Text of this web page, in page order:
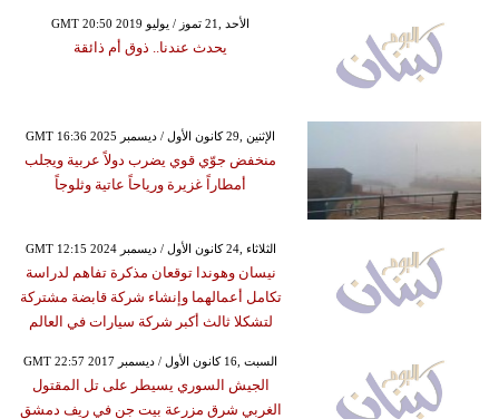
GMT 20:50 2019 الأحد ,21 تموز / يوليو
يحدث عندنا.. ذوق أم ذائقة
GMT 16:36 2025 الإثنين ,29 كانون الأول / ديسمبر
منخفض جوّي قوي يضرب دولاً عربية ويجلب
أمطاراً غزيرة ورياحاً عاتية وثلوجاً
GMT 12:15 2024 الثلاثاء ,24 كانون الأول / ديسمبر
نيسان وهوندا توقعان مذكرة تفاهم لدراسة
تكامل أعمالهما وإنشاء شركة قابضة مشتركة
لتشكلا ثالث أكبر شركة سيارات في العالم
GMT 22:57 2017 السبت ,16 كانون الأول / ديسمبر
الجيش السوري يسيطر على تل المقتول
الغربي شرق مزرعة بيت جن في ريف دمشق